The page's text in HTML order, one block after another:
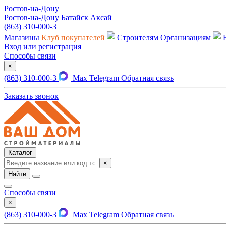
Ростов-на-Дону
Ростов-на-Дону Батайск Аксай
(863) 310-000-3
Магазины Клуб покупателей Строителям Организациям
Вход или регистрация
Способы связи
×
(863) 310-000-3 Max Telegram Обратная связь
Заказать звонок
Каталог
×
Найти
Способы связи
×
(863) 310-000-3 Max Telegram Обратная связь